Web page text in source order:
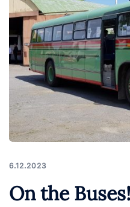
6.12.2023
On the Buses!